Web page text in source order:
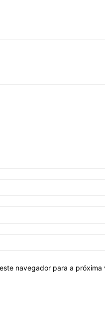
navegador para a